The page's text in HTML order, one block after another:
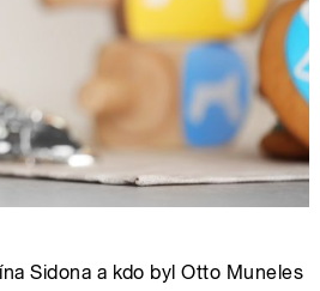
Sidona a kdo byl Otto Muneles